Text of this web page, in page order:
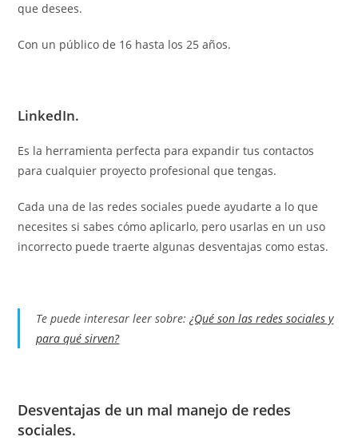
que desees.
Con un público de 16 hasta los 25 años.
LinkedIn.
Es la herramienta perfecta para expandir tus contactos
para cualquier proyecto profesional que tengas.
Cada una de las redes sociales puede ayudarte a lo que
necesites si sabes cómo aplicarlo, pero usarlas en un uso
incorrecto puede traerte algunas desventajas como estas.
Te puede interesar leer sobre:¿Qué son las redes sociales y
para qué sirven?
Desventajas de un mal manejo de redes
sociales.